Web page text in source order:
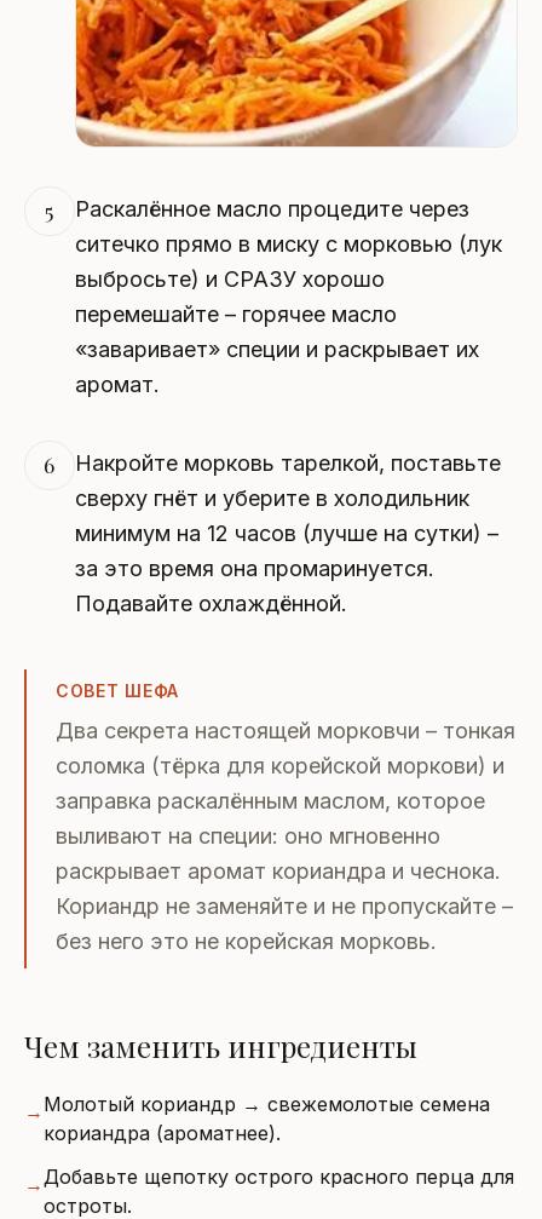
5
Раскалённое масло процедите через
ситечко прямо в миску с морковью (лук
выбросьте) и СРАЗУ хорошо
перемешайте – горячее масло
«заваривает» специи и раскрывает их
аромат.
6
Накройте морковь тарелкой, поставьте
сверху гнёт и уберите в холодильник
минимум на 12 часов (лучше на сутки) –
за это время она промаринуется.
Подавайте охлаждённой.
СОВЕТ ШЕФА
Два секрета настоящей морковчи – тонкая
соломка (тёрка для корейской моркови) и
заправка раскалённым маслом, которое
выливают на специи: оно мгновенно
раскрывает аромат кориандра и чеснока.
Кориандр не заменяйте и не пропускайте –
без него это не корейская морковь.
Чем заменить ингредиенты
→ Молотый кориандр → свежемолотые семена
кориандра (ароматнее).
→ Добавьте щепотку острого красного перца для
остроты.